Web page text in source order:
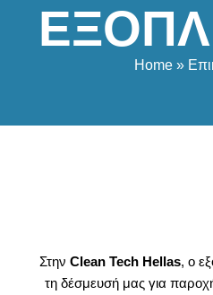
Home »
Στην Clean Tech Hellas, ο
τη δέσμευσή μας για